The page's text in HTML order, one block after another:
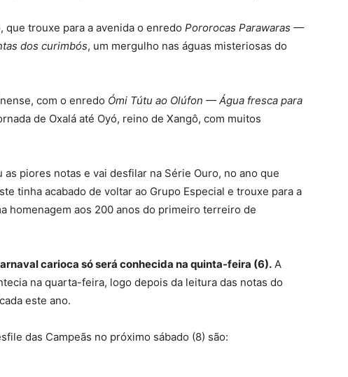
que trouxe para a avenida o enredo Pororocas Parawaras —
dos curimbós, um mergulho nas águas misteriosas do
com o enredo Ómi Tútu ao Olúfon — Água fresca para
de Oxalá até Oyó, reino de Xangô, com muitos
piores notas e vai desfilar na Série Ouro, no ano que
tinha acabado de voltar ao Grupo Especial e trouxe para a
homenagem aos 200 anos do primeiro terreiro de
carioca só será conhecida na quinta-feira (6). A
na quarta-feira, logo depois da leitura das notas do
este ano.
das Campeãs no próximo sábado (8) são: